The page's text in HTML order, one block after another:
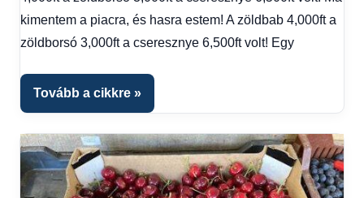
Hírek,
Hírek
kimentem a piacra, és hasra estem! A zöldbab 4,000ft a
zöldborsó 3,000ft a cseresznye 6,500ft volt! Egy
Tovább a cikkre